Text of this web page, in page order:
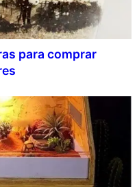
para comprar